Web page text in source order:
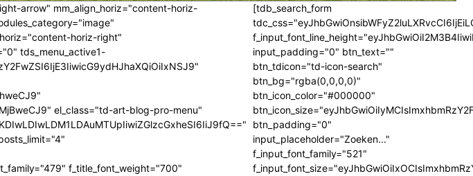
arrow" mm_align_horiz="content-horiz-
horiz-right"
tds_menu_active1-
el_class="td-art-blog-pro-menu"
f_title_font_weight="700"
[tdb_search_form
input_padding="0" btn_text=""
btn_tdicon="td-icon-search"
btn_bg="rgba(0,0,0,0)"
btn_icon_color="#000000"
btn_padding="0"
input_placeholder="Zoeken..."
f_input_font_family="521"